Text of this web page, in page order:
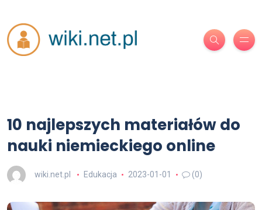
10 najlepszych materiałów do
nauki niemieckiego online
wiki.net.pl Edukacja 2023-01-01 (0)